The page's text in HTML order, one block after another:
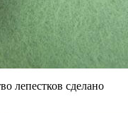
лепестков сделано